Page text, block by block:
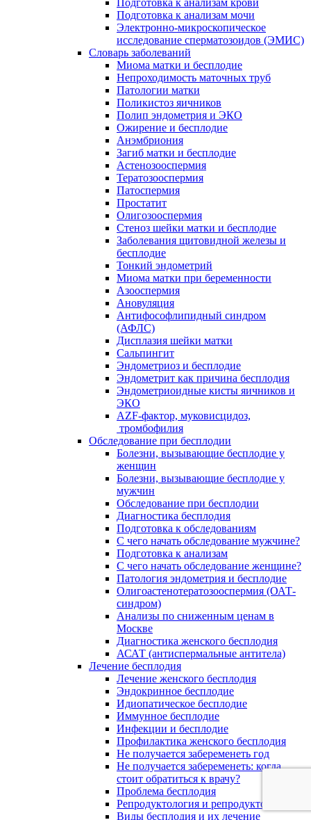
Подготовка к анализам крови
Подготовка к анализам мочи
Электронно-микроскопическое
исследование сперматозоидов (ЭМИC)
Словарь заболеваний
Миома матки и бесплодие
Непроходимость маточных труб
Патологии матки
Поликистоз яичников
Полип эндометрия и ЭКО
Ожирение и бесплодие
Анэмбриония
Загиб матки и бесплодие
Астенозооспермия
Тератозооспермия
Патоспермия
Простатит
Олигозооспермия
Стеноз шейки матки и бесплодие
Заболевания щитовидной железы и
бесплодие
Тонкий эндометрий
Миома матки при беременности
Азооспермия
Ановуляция
Антифософлипидный синдром
(АФЛС)
Дисплазия шейки матки
Сальпингит
Эндометриоз и бесплодие
Эндометрит как причина бесплодия
Эндометриоидные кисты яичников и
ЭКО
AZF-фактор, муковисцидоз,
тромбофилия
Обследование при бесплодии
Болезни, вызывающие бесплодие у
женщин
Болезни, вызывающие бесплодие у
мужчин
Обследование при бесплодии
Диагностика бесплодия
Подготовка к обследованиям
С чего начать обследование мужчине?
Подготовка к анализам
С чего начать обследование женщине?
Патология эндометрия и бесплодие
Олигоастенотератозооспермия (ОАТ-
синдром)
Анализы по сниженным ценам в
Москве
Диагностика женского бесплодия
АСАТ (антиспермальные антитела)
Лечение бесплодия
Лечение женского бесплодия
Эндокринное бесплодие
Идиопатическое бесплодие
Иммунное бесплодие
Инфекции и бесплодие
Профилактика женского бесплодия
Не получается забеременеть год
Не получается забеременеть: когда
стоит обратиться к врачу?
Проблема бесплодия
Репродуктология и репродуктологи
Виды бесплодия и их лечение